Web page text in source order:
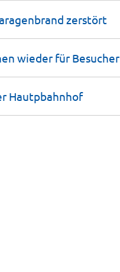
zerstört
wieder für Besucher
Hautpbahnhof